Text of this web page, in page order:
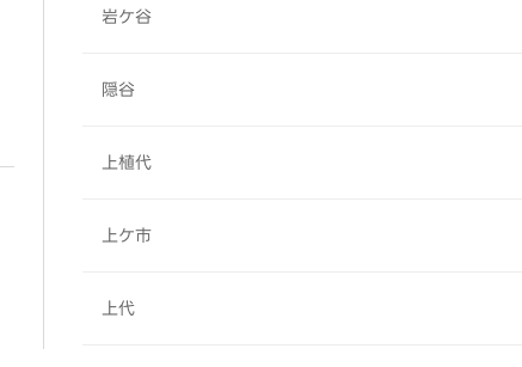
岩ケ谷
隠谷
上植代
上ケ市
上代